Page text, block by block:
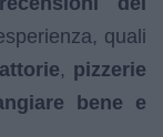
quali
, pizzerie
bene e